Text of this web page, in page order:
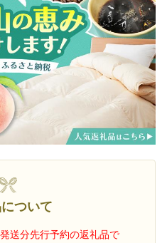
ついて
送分先行予約の返礼品で